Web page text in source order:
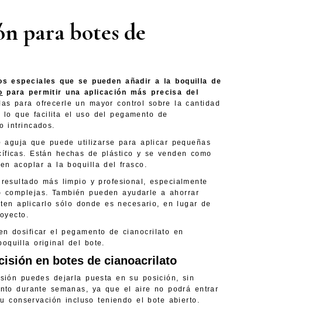
para botes de
especiales que se pueden añadir a la boquilla de
para permitir una aplicación más precisa del
para ofrecerle un mayor control sobre la cantidad
que facilita el uso del pegamento de
intrincados.
que puede utilizarse para aplicar pequeñas
Están hechas de plástico y se venden como
acoplar a la boquilla del frasco.
más limpio y profesional, especialmente
También pueden ayudarle a ahorrar
aplicarlo sólo donde es necesario, en lugar de
dosificar el pegamento de cianocrilato en
original del bote.
en botes de cianoacrilato
puedes dejarla puesta en su posición, sin
durante semanas, ya que el aire no podrá entrar
conservación incluso teniendo el bote abierto.